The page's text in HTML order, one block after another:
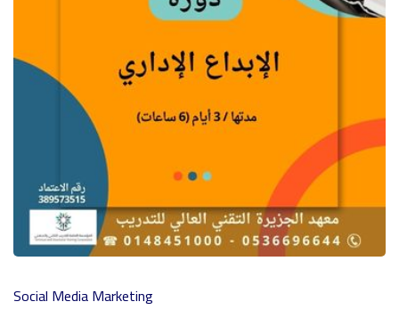
Social Media Marketing